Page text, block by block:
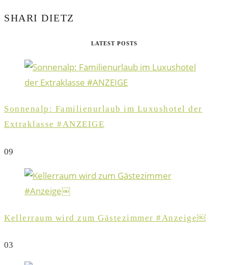
SHARI DIETZ
LATEST POSTS
Sonnenalp: Familienurlaub im Luxushotel der
Extraklasse #ANZEIGE
09
Kellerraum wird zum Gästezimmer #Anzeige￼
03